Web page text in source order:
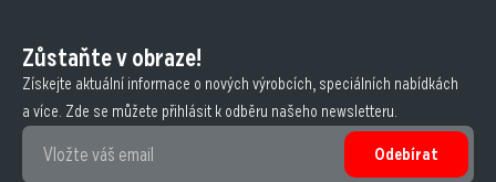
Zůstaňte v obraze!
Získejte aktuální informace o nových výrobcích, speciálních nabídkách
a více. Zde se můžete přihlásit k odběru našeho newsletteru.
Odebírat